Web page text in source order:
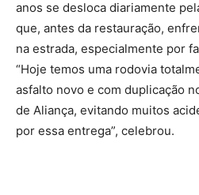
anos se desloca diariamente
que, antes da restauração,
na estrada, especialmente por
“Hoje temos uma rodovia
asfalto novo e com duplicação
de Aliança, evitando muitos
por essa entrega”, celebrou.